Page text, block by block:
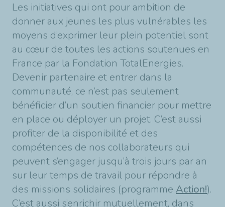
Les initiatives qui ont pour ambition de
donner aux jeunes les plus vulnérables les
moyens d’exprimer leur plein potentiel sont
au cœur de toutes les actions soutenues en
France par la Fondation TotalEnergies.
Devenir partenaire et entrer dans la
communauté, ce n’est pas seulement
bénéficier d’un soutien financier pour mettre
en place ou déployer un projet. C’est aussi
profiter de la disponibilité et des
compétences de nos collaborateurs qui
peuvent s’engager jusqu’à trois jours par an
sur leur temps de travail pour répondre à
des missions solidaires (programme Action!).
C’est aussi s’enrichir mutuellement, dans